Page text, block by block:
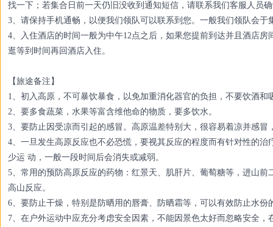
找一下；若集合日前一天仍旧没收到通知短信，请联系我们客服人员
3、请保持手机通畅，以便我们领队可以联系到您。一般我们领队会于
4、入住酒店的时间一般为中午12点之后，如果您提前到达并且酒店
逛等到时间再回酒店入住。
【旅途备注】
1、初入高原，不可暴饮暴食，以免加重消化器官的负担，不要饮酒
2、要多食蔬菜，水果等富含维他命的物质，要多饮水。
3、要防止因受凉而引起的感冒。高原温差特别大，很容易着凉并感
4、一旦发生高原反应也不必恐慌，要视其反应的程度而有针对性的
少运 动，一般一段时间后会消失或减弱。
5、常用的预防高原反应的药物：红景天、肌肝片、葡萄糖等，进山
高山反应。
6、要防止干燥，特别是防晒用的唇膏、防晒霜等，可以有效防止水份
7、在户外运动中应充分考虑安全因素，不能因景色太好而忽略安全，